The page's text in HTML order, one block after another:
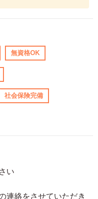
無資格OK
社会保険完備
い
連絡をさせていただき